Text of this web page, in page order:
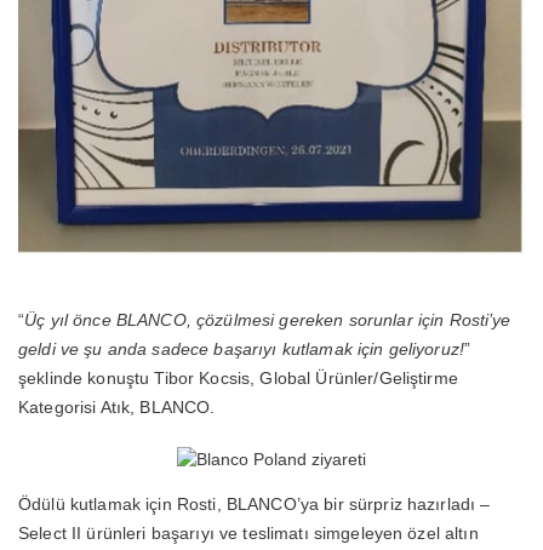
“Üç yıl önce BLANCO, çözülmesi gereken sorunlar için Rosti’ye
geldi ve şu anda sadece başarıyı kutlamak için geliyoruz!”
şeklinde konuştu Tibor Kocsis, Global Ürünler/Geliştirme
Kategorisi Atık, BLANCO.
Ödülü kutlamak için Rosti, BLANCO’ya bir sürpriz hazırladı –
Select II ürünleri başarıyı ve teslimatı simgeleyen özel altın